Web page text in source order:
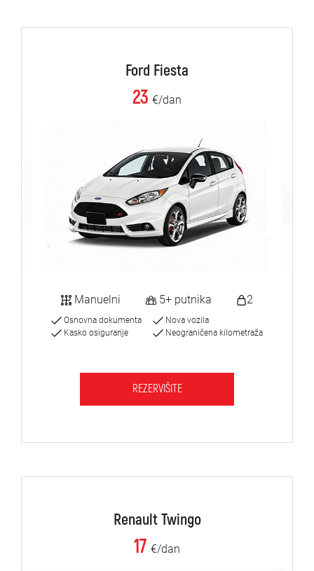
Ford Fiesta
23 €/dan
Manuelni 5+ putnika 2
Osnovna dokumenta
Kasko osiguranje
Nova vozila
Neograničena kilometraža
REZERVIŠITE
Renault Twingo
17 €/dan